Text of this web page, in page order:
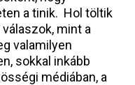
a tinik. Hol töltik
mint a
valamilyen
sokkal inkább
médiában, a